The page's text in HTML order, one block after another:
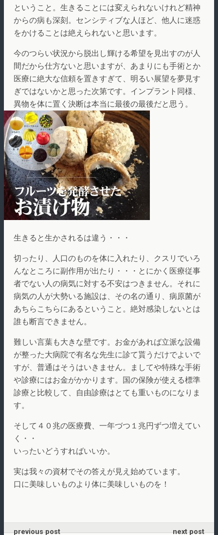
ということ。生きることには変えられないけれど精神
からの病も深刻。センシティブな人ほど、他人に迷惑
をかけることは絶えられないと思います。
今のつらい状況から脱出し輝ける希望を見出すのが人
間だから仕方ないと思いますが、あまりにも手術とか
医療に絶大な信頼を置きすぎて、明るい展望を夢見す
ぎではないかと思った次第です。インプラント同様、
異物を体に置く決断は本当に最後の最後だと思う。
生きると生かされるは違う・・・
切ったり、人口のものを体に入れたり、クスリでいろ
んなところに副作用が出たり・・・とにかく医療従事
者でない人の病気に対する不安はつきません。それに
病気の人が大勢いる施設は、その名の通り、病原菌が
あちらこちらにあるということ。絶対感染しないとは
誰も断言できません。
難しい言葉も大きな壁です。お金があれば立派な設備
が整った大病院で有名な先生に診て貰うだけでよいで
すが、普通はそうはいきません。ましてや特殊な手術
や診療にはお金がかかります。国の保険が使える標準
診療と比較して、自由診療はとても重いものになりま
す。
そして４０兆の医療費、一年づつ１兆円ずつ増えてい
く・・
いったいどうすればいいか。
実は我々の資材でその答えが見え始めています。
口に美味しいものより体に美味しいものを！
previous post next post